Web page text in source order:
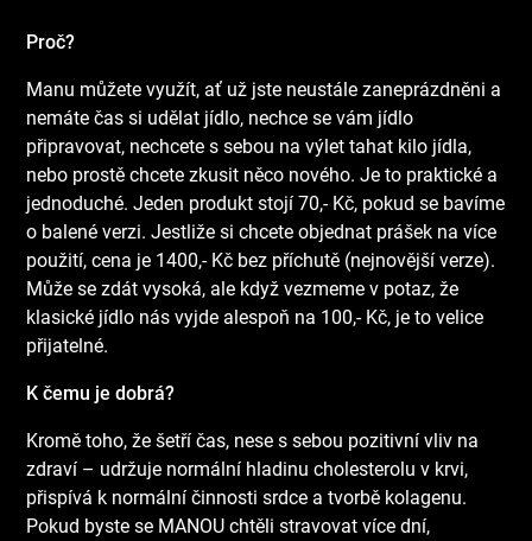
Proč?
Manu můžete využít, ať už jste neustále zaneprázdněni a
nemáte čas si udělat jídlo, nechce se vám jídlo
připravovat, nechcete s sebou na výlet tahat kilo jídla,
nebo prostě chcete zkusit něco nového. Je to praktické a
jednoduché. Jeden produkt stojí 70,- Kč, pokud se bavíme
o balené verzi. Jestliže si chcete objednat prášek na více
použití, cena je 1400,- Kč bez příchutě (nejnovější verze).
Může se zdát vysoká, ale když vezmeme v potaz, že
klasické jídlo nás vyjde alespoň na 100,- Kč, je to velice
přijatelné.
K čemu je dobrá?
Kromě toho, že šetří čas, nese s sebou pozitivní vliv na
zdraví – udržuje normální hladinu cholesterolu v krvi,
přispívá k normální činnosti srdce a tvorbě kolagenu.
Pokud byste se MANOU chtěli stravovat více dní,